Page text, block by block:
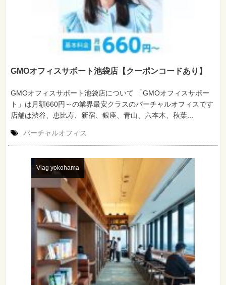
GMOオフィスサポート池袋店【クーポンコードあり】
GMOオフィスサポート池袋店について 「GMOオフィスサポー
ト」は月額660円～の業界最安クラスのバーチャルオフィスです
店舗は渋谷、恵比寿、新宿、銀座、青山、六本木、秋葉...
バーチャルオフィス
Vlag yokohama